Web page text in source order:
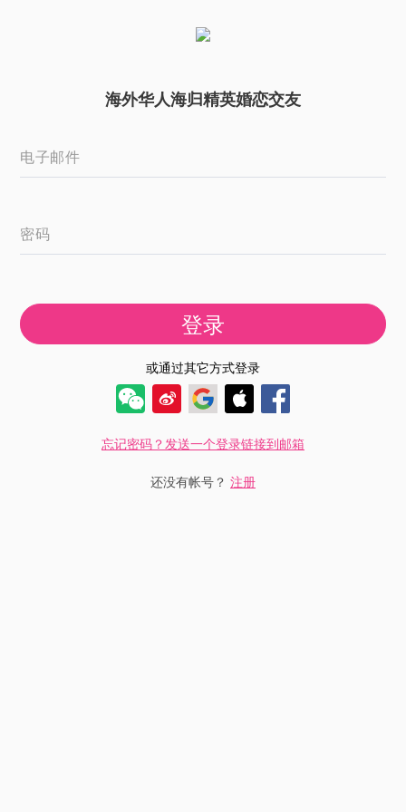
海外华人海归精英婚恋交友
电子邮件
密码
登录
或通过其它方式登录
忘记密码？发送一个登录链接到邮箱
还没有帐号？ 注册